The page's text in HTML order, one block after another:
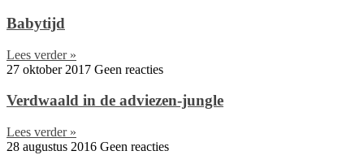
Babytijd
Lees verder »
27 oktober 2017 Geen reacties
Verdwaald in de adviezen-jungle
Lees verder »
28 augustus 2016 Geen reacties